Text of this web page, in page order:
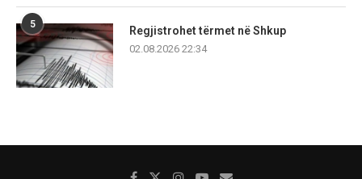
5
Regjistrohet tërmet në Shkup
02.08.2026 22:34